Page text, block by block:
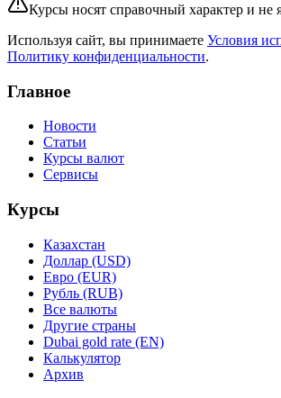
Курсы носят справочный характер и не
Используя сайт, вы принимаете Условия
Политику конфиденциальности.
Главное
Новости
Статьи
Курсы валют
Сервисы
Курсы
Казахстан
Доллар (USD)
Евро (EUR)
Рубль (RUB)
Все валюты
Другие страны
Dubai gold rate (EN)
Калькулятор
Архив